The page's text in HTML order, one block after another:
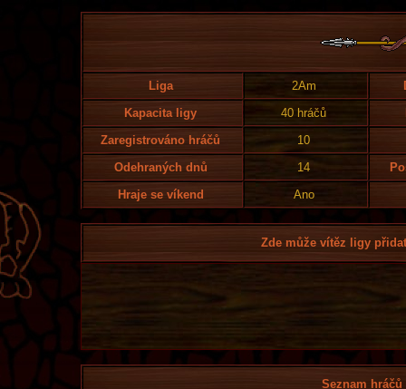
Liga 2Am
Kapacita ligy
40 hráčů
Zaregistrováno hráčů
10
Odehraných dnů
14
Hraje se víkend
Ano
Zde může vítěz ligy
Seznam